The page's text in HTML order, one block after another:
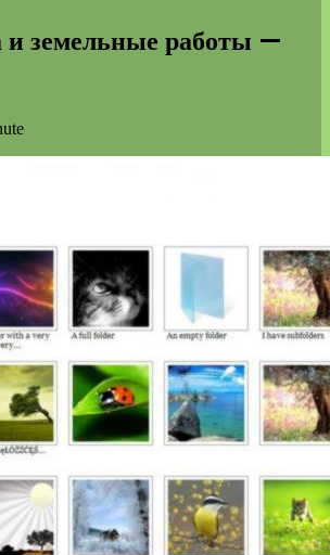
и земельные работы —